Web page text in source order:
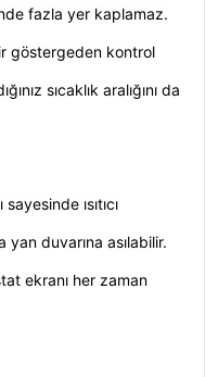
fazla yer kaplamaz.
göstergeden kontrol
sıcaklık aralığını da
ısıtıcı
duvarına asılabilir.
ekranı her zaman